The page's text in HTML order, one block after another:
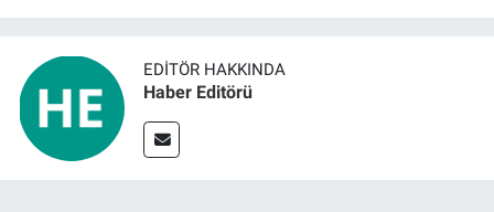
EDITÖR HAKKINDA
Haber Editörü